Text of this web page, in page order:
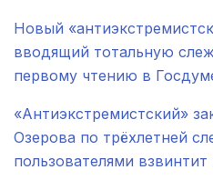
Новый
вводящий тотальную
первому чтению в
«Антиэкстремистский»
Озерова по трёхлетней
пользователями